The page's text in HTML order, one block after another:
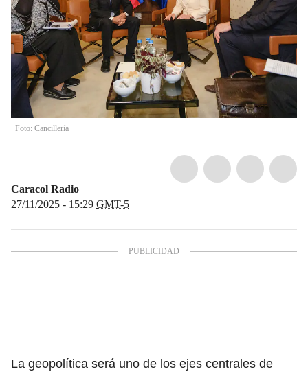
Foto: Cancillería
Caracol Radio
27/11/2025 - 15:29 GMT-5
La geopolítica será uno de los ejes centrales de